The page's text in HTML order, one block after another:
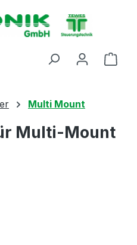
Multi Mount
Multi-Mount